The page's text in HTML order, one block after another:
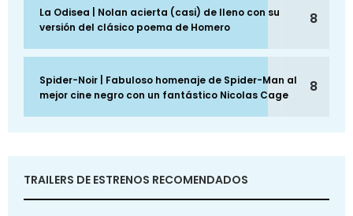
La Odisea | Nolan acierta (casi) de lleno con su
versión del clásico poema de Homero
8
Spider-Noir | Fabuloso homenaje de Spider-Man al
mejor cine negro con un fantástico Nicolas Cage
8
TRAILERS DE ESTRENOS RECOMENDADOS